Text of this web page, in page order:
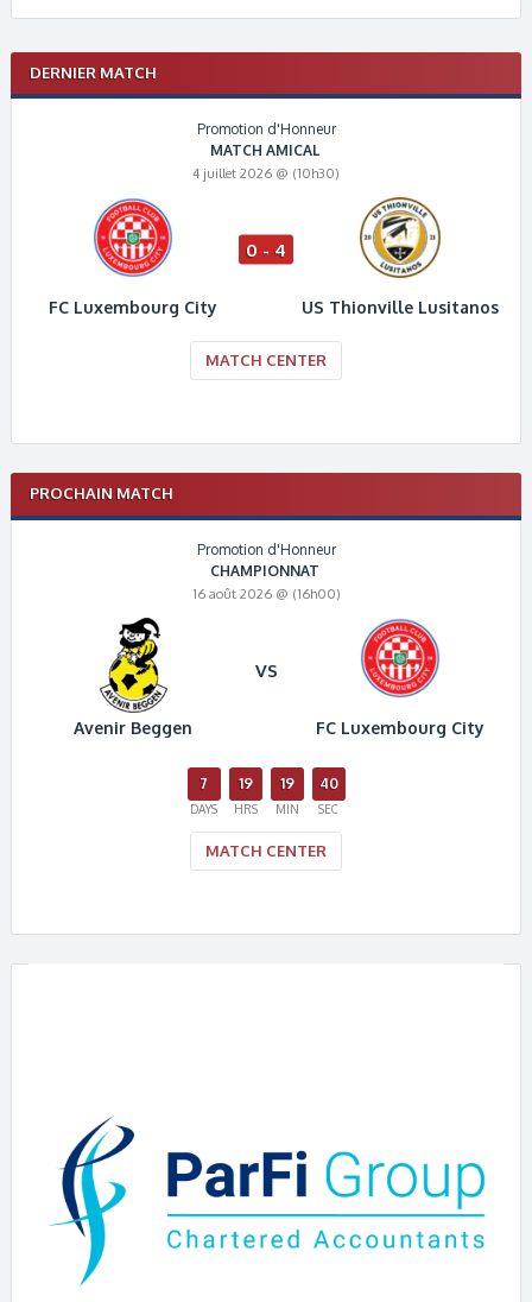
DERNIER MATCH
Promotion d'Honneur
MATCH AMICAL
4 juillet 2026 @ (10h30)
FC Luxembourg City
0 - 4
US Thionville Lusitanos
MATCH CENTER
PROCHAIN MATCH
Promotion d'Honneur
CHAMPIONNAT
16 août 2026 @ (16h00)
Avenir Beggen
VS
FC Luxembourg City
7
DAYS
19
HRS
19
MIN
40
SEC
MATCH CENTER